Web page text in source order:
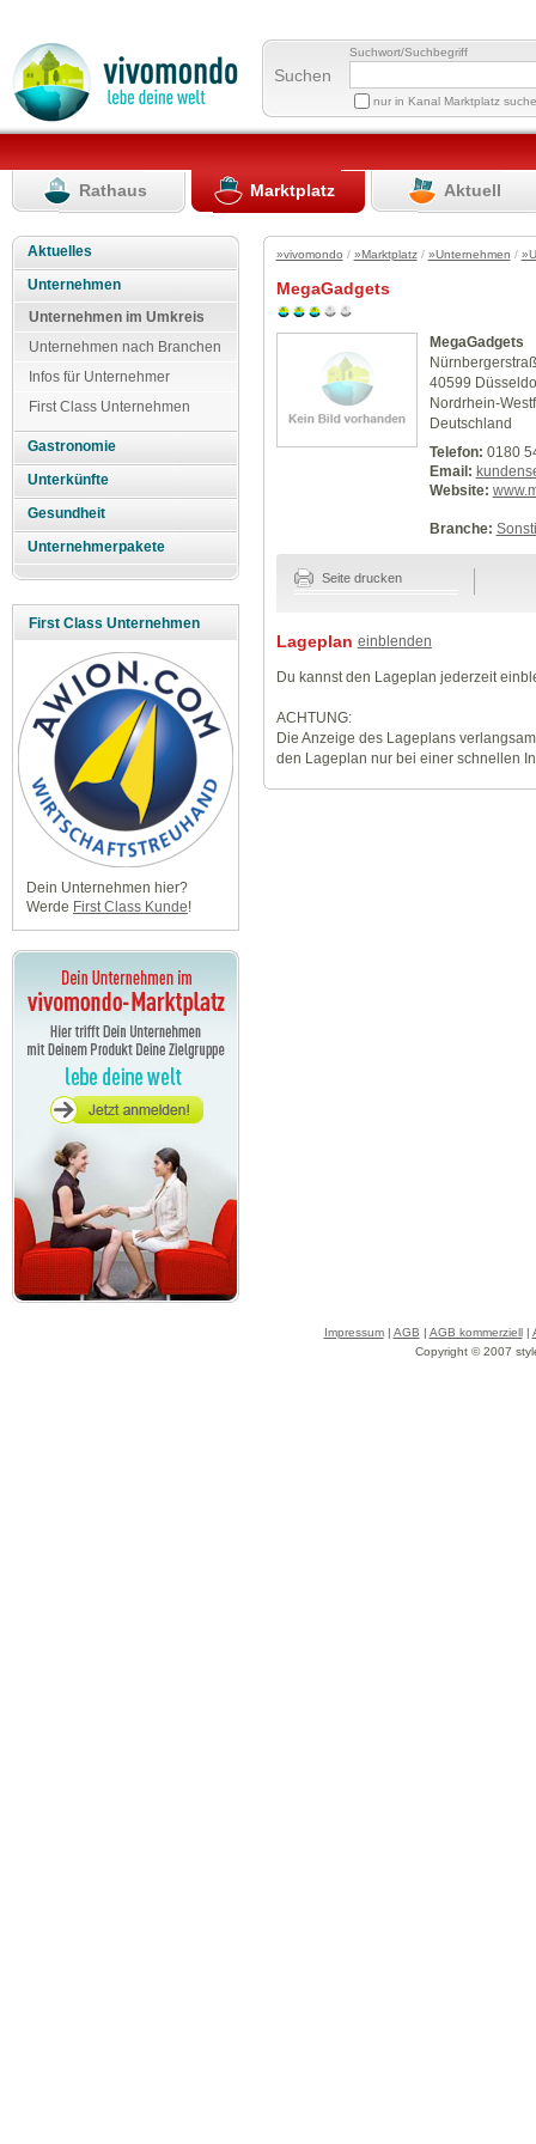
Suchen
Suchwort/Suchbegriff
nur in Kanal Marktplatz
Rathaus Marktplatz Aktuell
Aktuelles
Unternehmen
Unternehmen im Umkreis
Unternehmen nach Branchen
Infos für Unternehmer
First Class Unternehmen
Gastronomie
Unterkünfte
Gesundheit
Unternehmerpakete
First Class Unternehmen
Dein Unternehmen hier?
Werde First Class Kunde!
»vivomondo / »Marktplatz/ »Unternehmen /
MegaGadgets
MegaGadgets
40599
Nordrhein-
Deutschland
Telefon: 0180
Email:
Website:
Branche:
Seite drucken
Lageplan einblenden
Du kannst den Lageplan jederzeit
ACHTUNG:
Die Anzeige des Lageplans
den Lageplan nur bei einer schnellen
Impressum| AGB | AGB kommerziell|
Copyright © 2007